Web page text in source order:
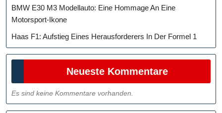
BMW E30 M3 Modellauto: Eine Hommage An Eine
Motorsport-Ikone
Haas F1: Aufstieg Eines Herausforderers In Der Formel 1
Neueste Kommentare
Es sind keine Kommentare vorhanden.